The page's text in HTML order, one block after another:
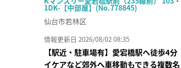
1DK-【中部屋】(No.778845)
仙台市若林区
情報更新日 2026/08/02 08:35
【駅近・駐車場有】愛宕橋駅へ徒歩4分
イケアなど郊外へ車移動もできる複数名